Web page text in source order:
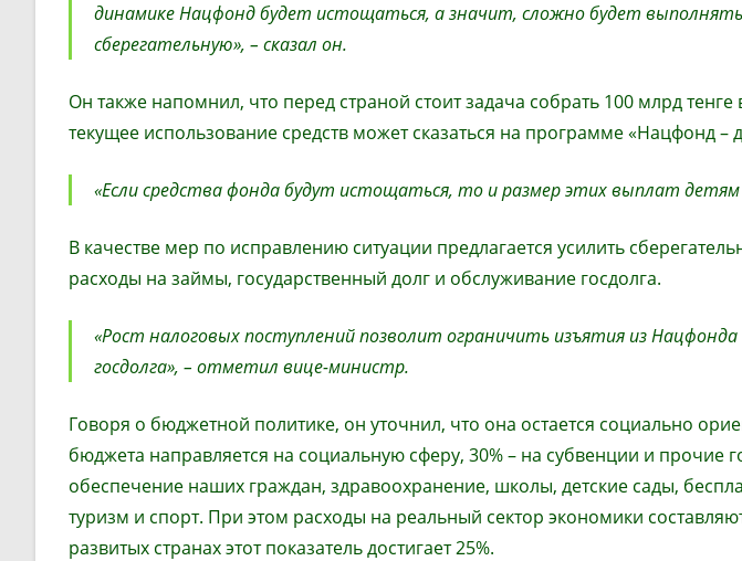
динамике Нацфонд будет истощаться, а значит, сложно будет
сберегательную», – сказал он.
Он также напомнил, что перед страной стоит задача собрать 100 млрд
текущее использование средств может сказаться на программе «Нацфонд –
«Если средства фонда будут истощаться, то и размер этих выплат детям
В качестве мер по исправлению ситуации предлагается усилить
расходы на займы, государственный долг и обслуживание госдолга.
«Рост налоговых поступлений позволит ограничить изъятия из
госдолга», – отметил вице-министр.
Говоря о бюджетной политике, он уточнил, что она остается социально
бюджета направляется на социальную сферу, 30% – на субвенции и прочие
обеспечение наших граждан, здравоохранение, школы, детские сады,
туризм и спорт. При этом расходы на реальный сектор экономики
развитых странах этот показатель достигает 25%.